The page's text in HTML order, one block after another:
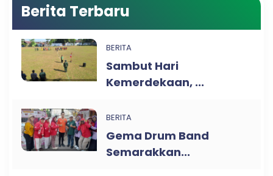
Berita Terbaru
BERITA
Sambut Hari
Kemerdekaan, ...
BERITA
Gema Drum Band
Semarakkan...